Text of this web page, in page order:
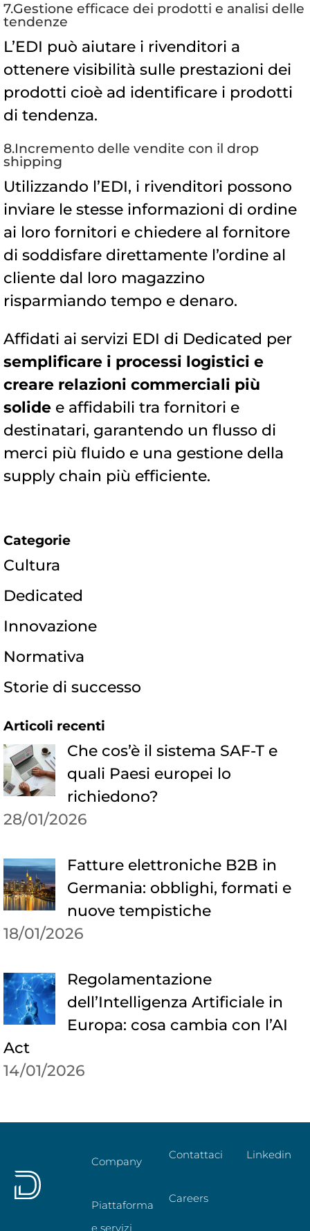
7.Gestione efficace dei prodotti e analisi delle
tendenze
L’EDI può aiutare i rivenditori a
ottenere visibilità sulle prestazioni dei
prodotti cioè ad identificare i prodotti
di tendenza.
8.Incremento delle vendite con il drop
shipping
Utilizzando l’EDI, i rivenditori possono
inviare le stesse informazioni di ordine
ai loro fornitori e chiedere al fornitore
di soddisfare direttamente l’ordine al
cliente dal loro magazzino
risparmiando tempo e denaro.
Affidati ai servizi EDI di Dedicated per
semplificare i processi logistici e
creare relazioni commerciali più
solide e affidabili tra fornitori e
destinatari, garantendo un flusso di
merci più fluido e una gestione della
supply chain più efficiente.
Categorie
Cultura
Dedicated
Innovazione
Normativa
Storie di successo
Articoli recenti
Che cos’è il sistema SAF-T e
quali Paesi europei lo
richiedono?
28/01/2026
Fatture elettroniche B2B in
Germania: obblighi, formati e
nuove tempistiche
18/01/2026
Regolamentazione
dell’Intelligenza Artificiale in
Europa: cosa cambia con l’AI
Act
14/01/2026
Company
Piattaforma
e servizi
Contattaci
Careers
Linkedin